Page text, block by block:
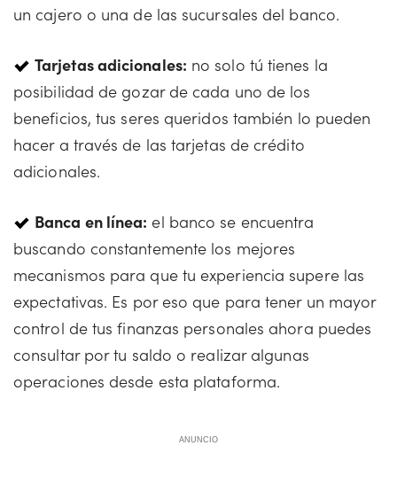
un cajero o una de las sucursales del banco.
Tarjetas adicionales: no solo tú tienes la
posibilidad de gozar de cada uno de los
beneficios, tus seres queridos también lo pueden
hacer a través de las tarjetas de crédito
adicionales.
Banca en línea: el banco se encuentra
buscando constantemente los mejores
mecanismos para que tu experiencia supere las
expectativas. Es por eso que para tener un mayor
control de tus finanzas personales ahora puedes
consultar por tu saldo o realizar algunas
operaciones desde esta plataforma.
ANUNCIO